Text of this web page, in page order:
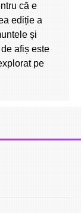
că e
ediție a
și
afiș este
pe